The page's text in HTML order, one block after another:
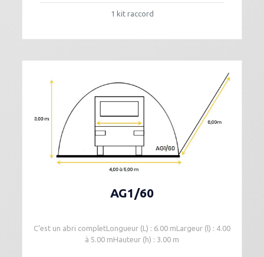
1 kit raccord
AG1/60
C’est un abri completLongueur (L) : 6.00 mLargeur (l) : 4.00
à 5.00 mHauteur (h) : 3.00 m